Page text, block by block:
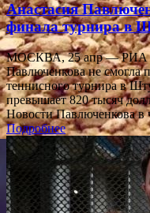
Анастасия
финала турнира в
МОСКВА, 25 апр — РИА
Павлюченкова не смогла
теннисного турнира в
превышает 820 тысяч
Новости Павлюченкова в
Подробнее